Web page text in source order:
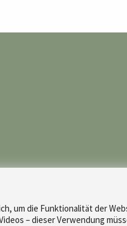
um die Funktionalität der
– dieser Verwendung